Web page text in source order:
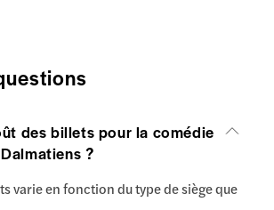
des billets pour la comédie
?
varie en fonction du type de siège que